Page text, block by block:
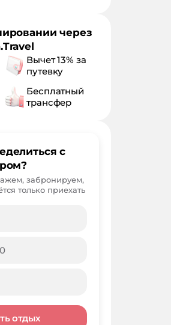
через
Вычет 13% за
путевку
Бесплатный
трансфер
с
забронируем,
только приехать
отдых